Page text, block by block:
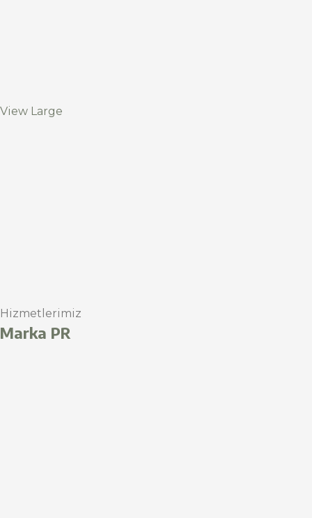
View Large
Hizmetlerimiz
Marka PR